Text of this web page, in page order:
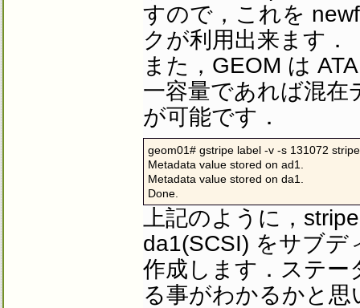
すので，これを
クが利用出来ます．
また，GEOM は
一容量であれば混在
が可能です．
geom01# gstripe label -v -s 131072
Metadata value stored on ad1.
Metadata value stored on da1.
Done.
上記のように，
da1(SCSI) をサブデ
作成します．ステー
る事がわかるかと思